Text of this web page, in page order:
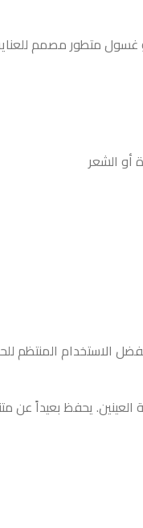
أو الشعر
الاستخدام المنتظم
يحفظ بعيداً عن